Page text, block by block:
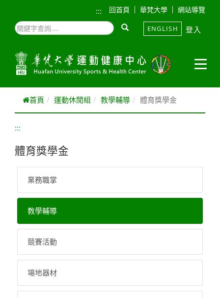
::: 回首頁 華梵大學 網站導覽
ENGLISH 登入
首頁 運動休閒組 教學輔導 體育獎學金
:::
體育獎學金
業務職掌
教學輔導
競賽活動
場地器材